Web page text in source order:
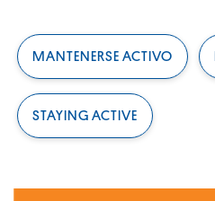
MANTENERSE ACTIVO
STAYING ACTIVE